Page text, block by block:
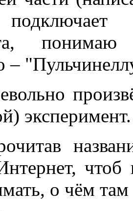
–
эксперимент.
чтоб
о чём там